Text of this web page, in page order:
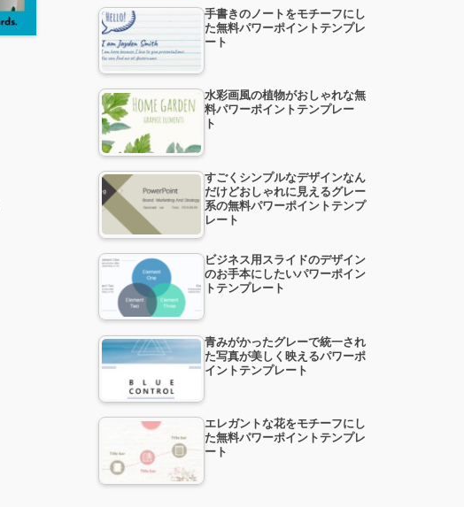
手書きのノートをモチーフにし
た無料パワーポイントテンプレ
ート
水彩画風の植物がおしゃれな無
料パワーポイントテンプレー
ト
すごくシンプルなデザインなん
だけどおしゃれに見えるグレー
系の無料パワーポイントテンプ
レート
ビジネス用スライドのデザイン
のお手本にしたいパワーポイン
トテンプレート
青みがかったグレーで統一され
た写真が美しく映えるパワーポ
イントテンプレート
エレガントな花をモチーフにし
た無料パワーポイントテンプレ
ート